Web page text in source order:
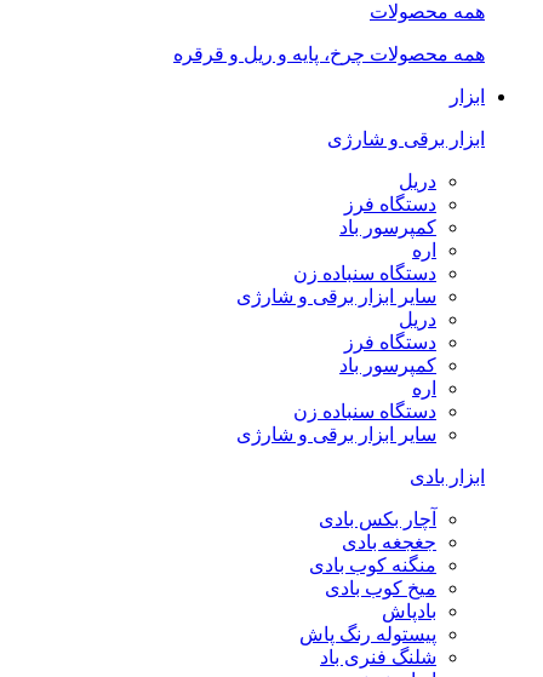
همه محصولات
همه محصولات چرخ، پایه و ریل و قرقره
ابزار
ابزار برقی و شارژی
دریل
دستگاه فرز
کمپرسور باد
اره
دستگاه سنباده زن
سایر ابزار برقی و شارژی
دریل
دستگاه فرز
کمپرسور باد
اره
دستگاه سنباده زن
سایر ابزار برقی و شارژی
ابزار بادی
آچار بکس بادی
جغجغه بادی
منگنه کوب بادی
میخ کوب بادی
بادپاش
پیستوله رنگ پاش
شلنگ فنری باد